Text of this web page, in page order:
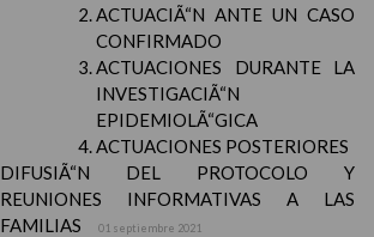
ACTUACIÃ“N ANTE UN CASO
CONFIRMADO
ACTUACIONES DURANTE LA
INVESTIGACIÃ“N
EPIDEMIOLÃ“GICA
ACTUACIONES POSTERIORES
DIFUSIÃ“N DEL PROTOCOLO Y
REUNIONES INFORMATIVAS A LAS
FAMILIAS
01 septiembre 2021